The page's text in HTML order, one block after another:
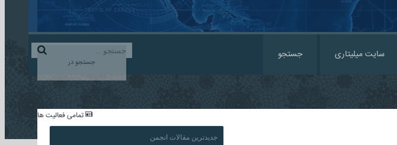
جستجو در
سایت میلیتاری جستجو
تمامی فعالیت ها
جدیدترین مقالات انجمن